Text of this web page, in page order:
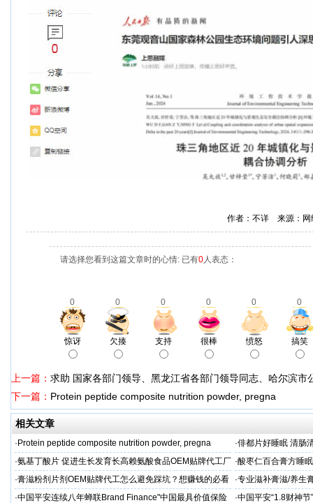
作者：不详 来源：
请选择您看到这篇文章时的心情: 已有0人表态：
0 0 0 0 0 0
惊讶 欠揍 支持 很棒 愤怒 搞笑
上一篇： 求助 国家各部门领导、黑龙江省各部门领导同志、哈尔滨市
下一篇： Protein peptide composite nutrition powder, pregna
相关文章
· Protein peptide composite nutrition powder, pregna ·俳都片好睡眠 清肠
·氨基丁酸片 促进生长发育长高赖氨酸食品OEM贴牌代工厂
家
·酸枣仁百合膏方睡
厂
·膏滋粉剂片剂OEM贴牌代工怎么避免踩坑？想赚钱的必看 ·专业滋补膏滋/养生
·中国平安连续八年蝉联Brand Finance"中国最具价值保险 ·中国平安“1.8财神